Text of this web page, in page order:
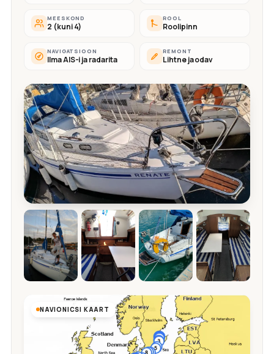
MEESKOND
2 (kuni 4)
ROOL
Roolipinn
NAVIGATSIOON
Ilma AIS-i ja radarita
REMONT
Lihtne ja odav
NAVIONICSI KAART